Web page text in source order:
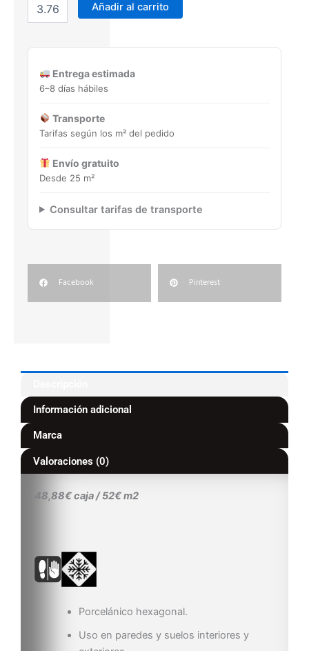
GREEN
NATURAL
25X30
cantidad
Añadir al carrito
Entrega estimada
6–8 días hábiles
Transporte
Tarifas según los m² del pedido
Envío gratuito
Desde 25 m²
Consultar tarifas de transporte
Facebook Pinterest
Información adicional
Marca
Valoraciones (0)
48,88€ caja / 52€ m2
Porcelánico hexagonal.
Uso en paredes y suelos interiores y